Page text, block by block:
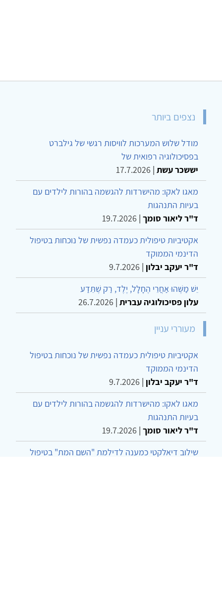
נצפים ביותר
מודל שלוש המערכות לוויסות רגשי של גילברט
בפסיכולוגיה רפואית של
יששכר עשת |
17.7.2026
מאגו לאקו: מהישרדות להגשמה בהורות לילדים עם
בעיות התנהגות
ד"ר ליאור סומך |
19.7.2026
אקטיביות טיפולית כעמדה נפשית של נוכחות בטיפול
הדינמי הממוקד
ד"ר יעקב יבלון |
9.7.2026
יֵשׁ מַשֶּׁהוּ אַחֲרֵי הֶחָלָל, יֶלֶד, רַק שֶׁתֵּדַע
עלון פסיכולוגיה עברית |
26.7.2026
מעוררי עניין
אקטיביות טיפולית כעמדה נפשית של נוכחות בטיפול
הדינמי הממוקד
ד"ר יעקב יבלון |
9.7.2026
מאגו לאקו: מהישרדות להגשמה בהורות לילדים עם
בעיות התנהגות
ד"ר ליאור סומך |
19.7.2026
שילוב דיאלקטי כמענה לדילמת "השם המת" בטיפול